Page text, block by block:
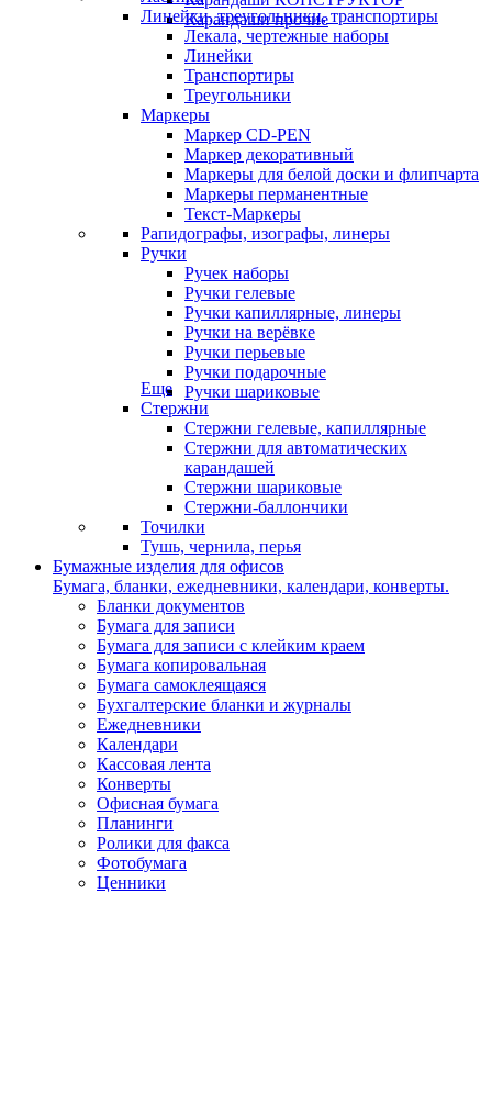
Карандаши прочие
Линейки, треугольники, транспортиры
Лекала, чертежные наборы
Линейки
Транспортиры
Треугольники
Маркеры
Маркер CD-PEN
Маркер декоративный
Маркеры для белой доски и флипчарта
Маркеры перманентные
Текст-Маркеры
Рапидографы, изографы, линеры
Ручки
Ручек наборы
Ручки гелевые
Ручки капиллярные, линеры
Ручки на верёвке
Ручки перьевые
Ручки подарочные
Ручки шариковые
Еще
Стержни
Стержни гелевые, капиллярные
Стержни для автоматических
карандашей
Стержни шариковые
Стержни-баллончики
Точилки
Тушь, чернила, перья
Бумажные изделия для офисов
Бумага, бланки, ежедневники, календари, конверты.
Бланки документов
Бумага для записи
Бумага для записи с клейким краем
Бумага копировальная
Бумага самоклеящаяся
Бухгалтерские бланки и журналы
Ежедневники
Календари
Кассовая лента
Конверты
Офисная бумага
Планинги
Ролики для факса
Фотобумага
Ценники